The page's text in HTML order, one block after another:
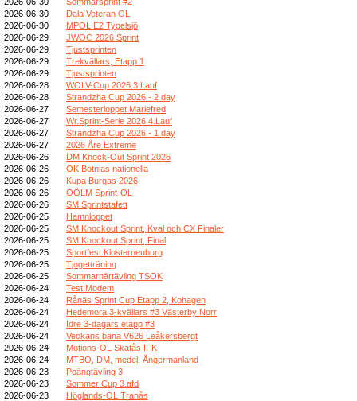
2026-06-30
Dala Veteran OL
2026-06-30
MPOL E2 Tygelsjö
2026-06-29
JWOC 2026 Sprint
2026-06-29
Tjustsprinten
2026-06-29
Trekvällars, Etapp 1
2026-06-29
Tjustsprinten
2026-06-28
WOLV-Cup 2026 3.Lauf
2026-06-28
Strandzha Cup 2026 - 2 day
2026-06-27
Semesterloppet Mariefred
2026-06-27
Wr.Sprint-Serie 2026 4.Lauf
2026-06-27
Strandzha Cup 2026 - 1 day
2026-06-27
2026 Åre Extreme
2026-06-26
DM Knock-Out Sprint 2026
2026-06-26
OK Botnias nationella
2026-06-26
Kupa Burgas 2026
2026-06-26
OÖLM Sprint-OL
2026-06-26
SM Sprintstafett
2026-06-25
Hamnloppet
2026-06-25
SM Knockout Sprint, Kval och CX Finaler
2026-06-25
SM Knockout Sprint, Final
2026-06-25
Sportfest Klosterneuburg
2026-06-25
Tjogetträning
2026-06-25
Sommarnärtävling TSOK
2026-06-24
Test Modem
2026-06-24
Rånäs Sprint Cup Etapp 2, Kohagen
2026-06-24
Hedemora 3-kvällars #3 Västerby Norr
2026-06-24
Idre 3-dagars etapp #3
2026-06-24
Veckans bana V626 Leåkersbergt
2026-06-24
Motions-OL Skatås IFK
2026-06-24
MTBO, DM, medel, Ångermanland
2026-06-23
Poängtävling 3
2026-06-23
Sommer Cup 3.afd
2026-06-23
Höglands-OL Tranås